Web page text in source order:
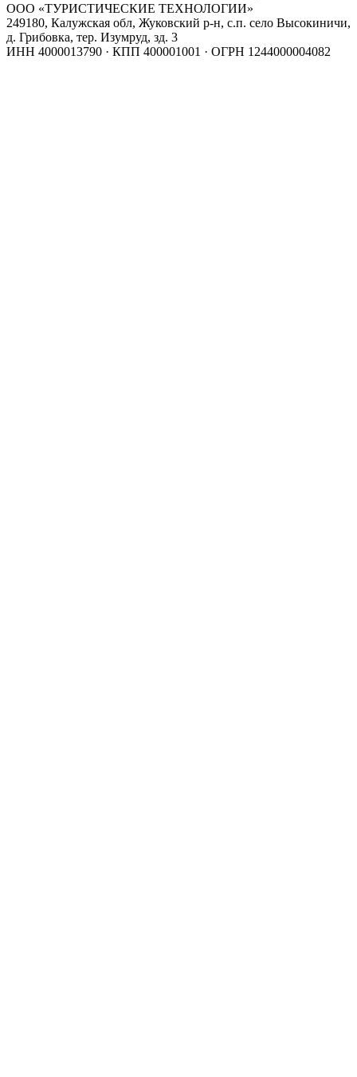
ООО «ТУРИСТИЧЕСКИЕ ТЕХНОЛОГИИ»
249180, Калужская обл, Жуковский р-н, с.п. село Высокиничи,
д. Грибовка, тер. Изумруд, зд. 3
ИНН 4000013790 · КПП 400001001 · ОГРН 1244000004082